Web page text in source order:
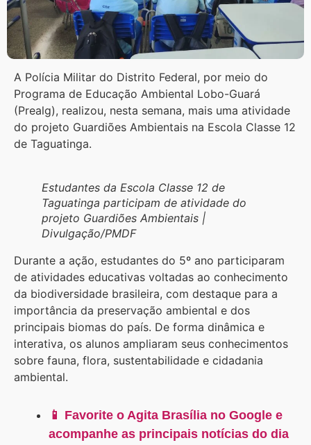
A Polícia Militar do Distrito Federal, por meio do
Programa de Educação Ambiental Lobo-Guará
(Prealg), realizou, nesta semana, mais uma atividade
do projeto Guardiões Ambientais na Escola Classe 12
de Taguatinga.
Estudantes da Escola Classe 12 de
Taguatinga participam de atividade do
projeto Guardiões Ambientais |
Divulgação/PMDF
Durante a ação, estudantes do 5º ano participaram
de atividades educativas voltadas ao conhecimento
da biodiversidade brasileira, com destaque para a
importância da preservação ambiental e dos
principais biomas do país. De forma dinâmica e
interativa, os alunos ampliaram seus conhecimentos
sobre fauna, flora, sustentabilidade e cidadania
ambiental.
📱 Favorite o Agita Brasília no Google e
acompanhe as principais notícias do dia